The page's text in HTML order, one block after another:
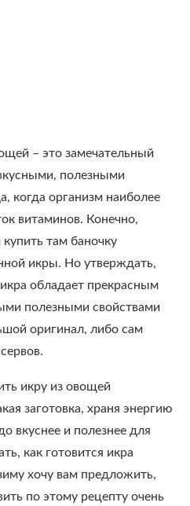
– это замечательный
полезными
когда организм наиболее
витаминов. Конечно,
там баночку
икры. Но утверждать,
обладает прекрасным
полезными свойствами
оригинал, либо сам
икру из овощей
заготовка, храня энергию
вкуснее и полезнее для
как готовится икра
хочу вам предложить,
по этому рецепту очень